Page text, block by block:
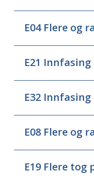
E04 Flere og
E21
E32
E08 Flere og
E19 Flere tog